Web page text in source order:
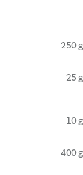
250 g
25 g
10 g
400 g